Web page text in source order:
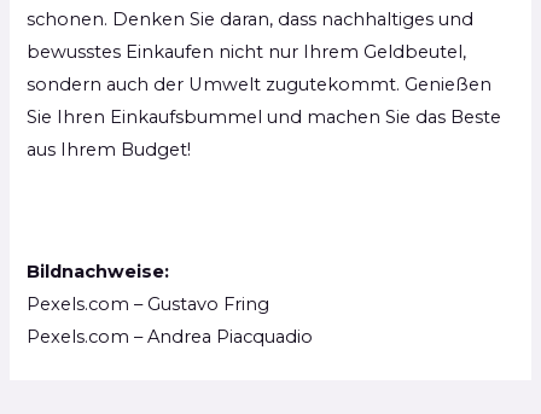
schonen. Denken Sie daran, dass nachhaltiges und
bewusstes Einkaufen nicht nur Ihrem Geldbeutel,
sondern auch der Umwelt zugutekommt. Genießen
Sie Ihren Einkaufsbummel und machen Sie das Beste
aus Ihrem Budget!
Bildnachweise:
Pexels.com – Gustavo Fring
Pexels.com – Andrea Piacquadio